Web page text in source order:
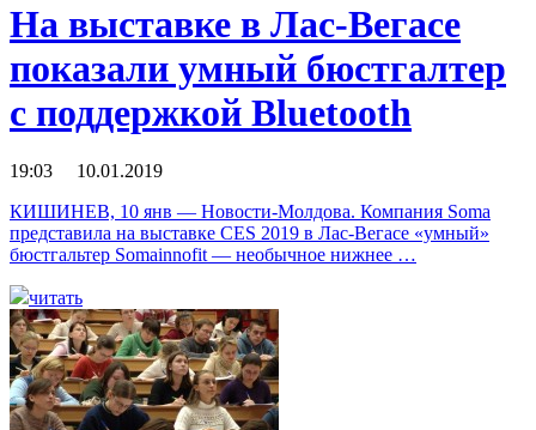
На выставке в Лас-Вегасе
показали умный бюстгалтер
с поддержкой Bluetooth
19:03 10.01.2019
КИШИНЕВ, 10 янв — Новости-Молдова. Компания Soma
представила на выставке CES 2019 в Лас-Вегасе «умный»
бюстгальтер Somainnofit — необычное нижнее …
читать